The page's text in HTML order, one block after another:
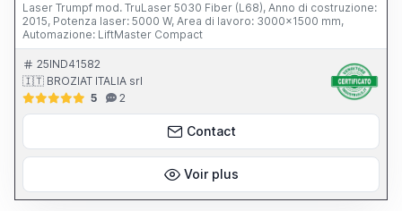
Laser Trumpf mod. TruLaser 5030 Fiber (L68), Anno di costruzione:
2015, Potenza laser: 5000 W, Area di lavoro: 3000x1500 mm,
Automazione: LiftMaster Compact
25IND41582
🇮🇹 BROZIAT ITALIA srl
5
2
Contact
Voir plus